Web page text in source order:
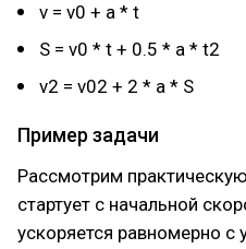
v = v0 + a * t
S = v0 * t + 0.5 * a * t2
v2 = v02 + 2 * a * S
Пример задачи
Рассмотрим
стартует с начальной
ускоряется равномерно